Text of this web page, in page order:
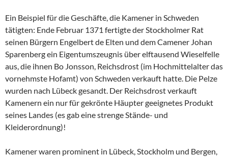
Ein Beispiel für die Geschäfte, die Kamener in Schweden
tätigten: Ende Februar 1371 fertigte der Stockholmer Rat
seinen Bürgern Engelbert de Elten und dem Camener Johan
Sparenberg ein Eigentumszeugnis über elftausend Wieselfelle
aus, die ihnen Bo Jonsson, Reichsdrost (im Hochmittelalter das
vornehmste Hofamt) von Schweden verkauft hatte. Die Pelze
wurden nach Lübeck gesandt. Der Reichsdrost verkauft
Kamenern ein nur für gekrönte Häupter geeignetes Produkt
seines Landes (es gab eine strenge Stände- und
Kleiderordnung)!
Kamener waren prominent in Lübeck, Stockholm und Bergen,